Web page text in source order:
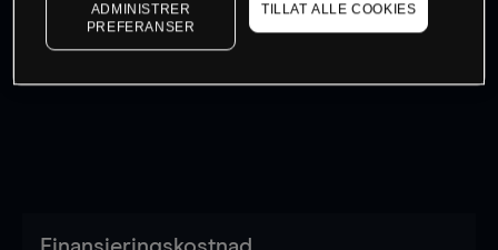
Kursene er veiledende.Log in
ADMINISTRER
PREFERANSER
TILLAT ALLE COOKIES